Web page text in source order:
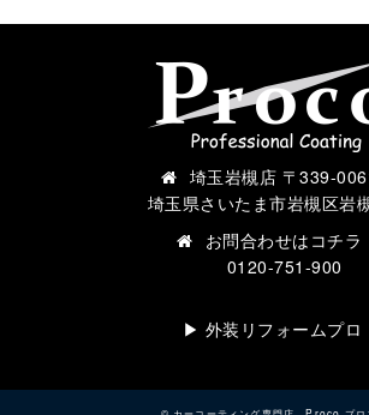
埼玉岩槻店 〒339-
埼玉県さいたま市岩槻区岩
お問合わせは コチラ
0120-751-900
▶︎ 外装リフォームプロ